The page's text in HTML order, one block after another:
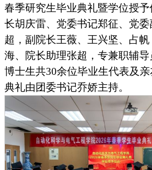
春季研究生毕业典礼暨学位授
长胡庆雷、党委书记郑征、党
超，副院长王薇、王兴坚、占
海、院长助理张超，专兼职辅导
博士生共30余位毕业生代表及亲
典礼由团委书记乔娇主持。